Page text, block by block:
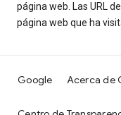
página web. Las URL
página web que ha
Google Acerca de